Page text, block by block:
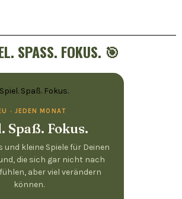
SPASS. FOKUS. 🎯
· JEDEN MONAT
Spaß. Fokus.
und kleine Spiele für Deinen
die sich gar nicht nach
aber viel verändern
können.